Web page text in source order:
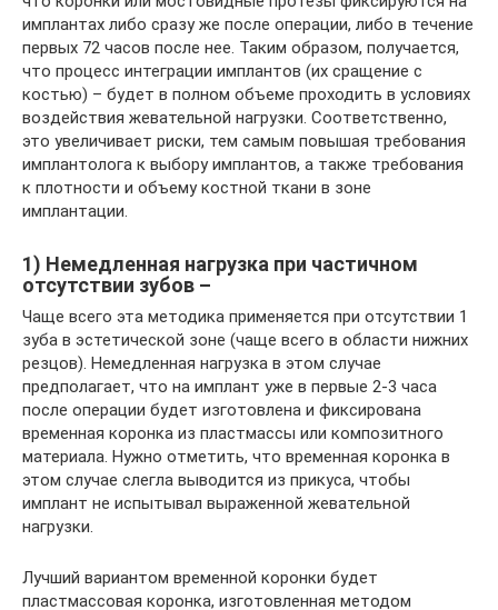
имплантах либо сразу же после операции, либо в течение
первых 72 часов после нее. Таким образом, получается,
что процесс интеграции имплантов (их сращение с
костью) – будет в полном объеме проходить в условиях
воздействия жевательной нагрузки. Соответственно,
это увеличивает риски, тем самым повышая требования
имплантолога к выбору имплантов, а также требования
к плотности и объему костной ткани в зоне
имплантации.
1) Немедленная нагрузка при частичном
отсутствии зубов –
Чаще всего эта методика применяется при отсутствии 1
зуба в эстетической зоне (чаще всего в области нижних
резцов). Немедленная нагрузка в этом случае
предполагает, что на имплант уже в первые 2-3 часа
после операции будет изготовлена и фиксирована
временная коронка из пластмассы или композитного
материала. Нужно отметить, что временная коронка в
этом случае слегла выводится из прикуса, чтобы
имплант не испытывал выраженной жевательной
нагрузки.
Лучший вариантом временной коронки будет
пластмассовая коронка, изготовленная методом